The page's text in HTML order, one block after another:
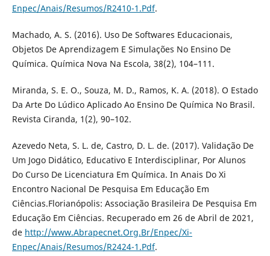
Enpec/Anais/Resumos/R2410-1.Pdf.
Machado, A. S. (2016). Uso De Softwares Educacionais,
Objetos De Aprendizagem E Simulações No Ensino De
Química. Química Nova Na Escola, 38(2), 104–111.
Miranda, S. E. O., Souza, M. D., Ramos, K. A. (2018). O Estado
Da Arte Do Lúdico Aplicado Ao Ensino De Química No Brasil.
Revista Ciranda, 1(2), 90–102.
Azevedo Neta, S. L. de, Castro, D. L. de. (2017). Validação De
Um Jogo Didático, Educativo E Interdisciplinar, Por Alunos
Do Curso De Licenciatura Em Química. In Anais Do Xi
Encontro Nacional De Pesquisa Em Educação Em
Ciências.Florianópolis: Associação Brasileira De Pesquisa Em
Educação Em Ciências. Recuperado em 26 de Abril de 2021,
de http://www.Abrapecnet.Org.Br/Enpec/Xi-
Enpec/Anais/Resumos/R2424-1.Pdf.